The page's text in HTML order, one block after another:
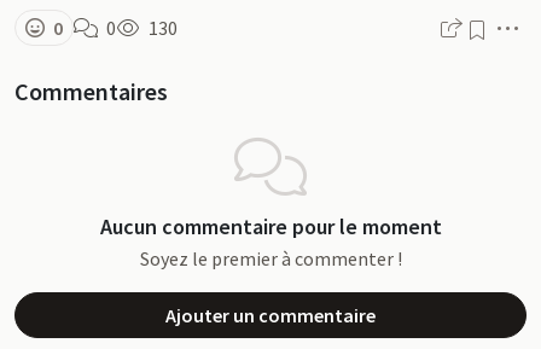
0 0 130
Commentaires
Aucun commentaire pour le moment
Soyez le premier à commenter !
Ajouter un commentaire